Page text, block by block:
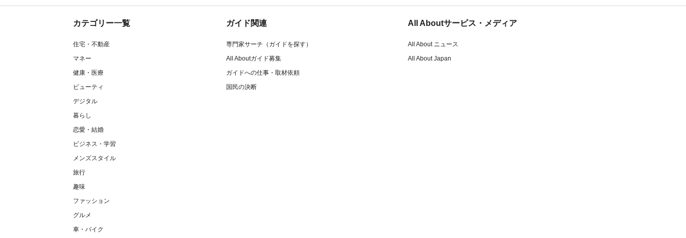
カテゴリー一覧
住宅・不動産
マネー
健康・医療
ビューティ
デジタル
暮らし
恋愛・結婚
ビジネス・学習
メンズスタイル
旅行
趣味
ファッション
グルメ
車・バイク
ガイド関連
専門家サーチ（ガイドを探す）
All Aboutガイド募集
ガイドへの仕事・取材依頼
国民の決断
All Aboutサービス・メディア
All About ニュース
All About Japan